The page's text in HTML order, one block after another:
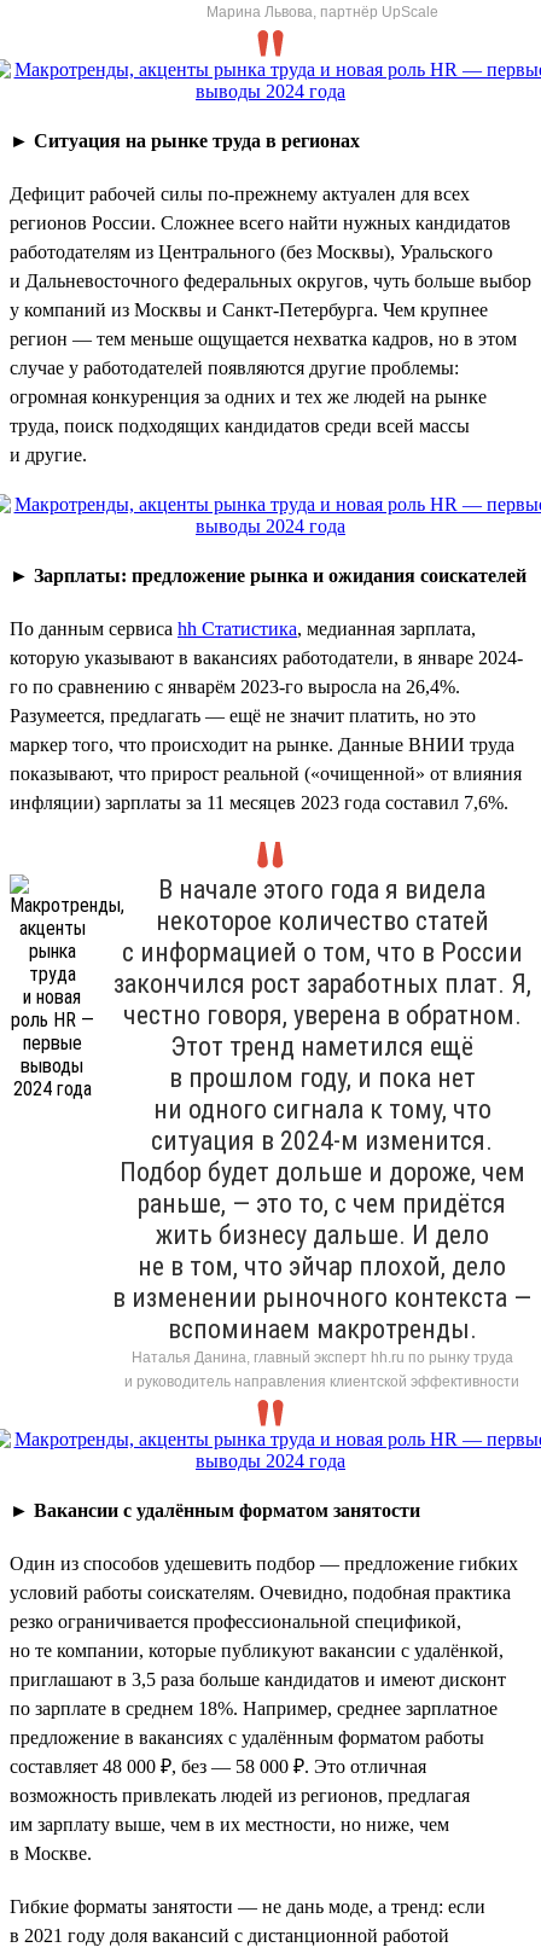
Марина Львова, партнёр UpScale
► Ситуация на рынке труда в регионах
Дефицит рабочей силы по-прежнему актуален для всех
регионов России. Сложнее всего найти нужных кандидатов
работодателям из Центрального (без Москвы), Уральского
и Дальневосточного федеральных округов, чуть больше выбор
у компаний из Москвы и Санкт-Петербурга. Чем крупнее
регион — тем меньше ощущается нехватка кадров, но в этом
случае у работодателей появляются другие проблемы:
огромная конкуренция за одних и тех же людей на рынке
труда, поиск подходящих кандидатов среди всей массы
и другие.
► Зарплаты: предложение рынка и ожидания соискателей
По данным сервиса hh Статистика, медианная зарплата,
которую указывают в вакансиях работодатели, в январе 2024-
го по сравнению с январём 2023-го выросла на 26,4%.
Разумеется, предлагать — ещё не значит платить, но это
маркер того, что происходит на рынке. Данные ВНИИ труда
показывают, что прирост реальной («очищенной» от влияния
инфляции) зарплаты за 11 месяцев 2023 года составил 7,6%.
В начале этого года я видела
некоторое количество статей
с информацией о том, что в России
закончился рост заработных плат. Я,
честно говоря, уверена в обратном.
Этот тренд наметился ещё
в прошлом году, и пока нет
ни одного сигнала к тому, что
ситуация в 2024-м изменится.
Подбор будет дольше и дороже, чем
раньше, — это то, с чем придётся
жить бизнесу дальше. И дело
не в том, что эйчар плохой, дело
в изменении рыночного контекста —
вспоминаем макротренды.
Наталья Данина, главный эксперт hh.ru по рынку труда
и руководитель направления клиентской эффективности
► Вакансии с удалённым форматом занятости
Один из способов удешевить подбор — предложение гибких
условий работы соискателям. Очевидно, подобная практика
резко ограничивается профессиональной спецификой,
но те компании, которые публикуют вакансии с удалёнкой,
приглашают в 3,5 раза больше кандидатов и имеют дисконт
по зарплате в среднем 18%. Например, среднее зарплатное
предложение в вакансиях с удалённым форматом работы
составляет 48 000 ₽, без — 58 000 ₽. Это отличная
возможность привлекать людей из регионов, предлагая
им зарплату выше, чем в их местности, но ниже, чем
в Москве.
Гибкие форматы занятости — не дань моде, а тренд: если
в 2021 году доля вакансий с дистанционной работой